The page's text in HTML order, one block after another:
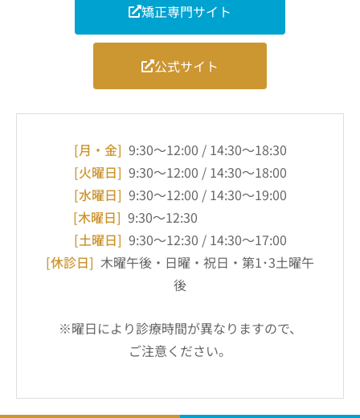
矯正専門サイト
公式サイト
[月・金] 9:30～12:00 / 14:30～18:30
[火曜日] 9:30～12:00 / 14:30～18:00
[水曜日] 9:30～12:00 / 14:30～19:00
[木曜日] 9:30～12:30
[土曜日] 9:30～12:30 / 14:30～17:00
[休診日] 木曜午後・日曜・祝日・第1･3土曜午
後
※曜日により診療時間が異なりますので、
ご注意ください。